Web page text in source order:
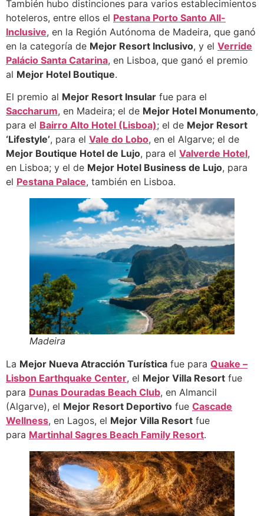
También hubo distinciones para varios establecimientos
hoteleros, entre ellos el Pestana Porto Santo All-
Inclusive, en la Región Autónoma de Madeira, que ganó
en la categoría de Mejor Resort Inclusivo, y el Verride
Palácio Santa Catarina, en Lisboa, que ganó el premio
al Mejor Hotel Boutique.
El premio al Mejor Resort Insular fue para el
Saccharum, en Madeira; el de Mejor Hotel Monumento,
para el Bairro Alto Hotel (Lisboa); el de Mejor Resort
‘Lifestyle’, para el Vale do Lobo, en el Algarve; el de
Mejor Boutique Hotel de Lujo, para el Valverde Hotel,
en Lisboa; y el de Mejor Hotel Business de Lujo, para
el Pestana Palace, también en Lisboa.
Madeira
La Mejor Nueva Atracción Turística fue para Quake –
Lisbon Earthquake Center, el Mejor Villa Resort fue
para Dunas Douradas Beach Club, en Almancil
(Algarve), el Mejor Resort Deportivo fue Cascade
Wellness, en Lagos, el Mejor Villa Resort fue
para Martinhal Sagres Beach Family Resort.